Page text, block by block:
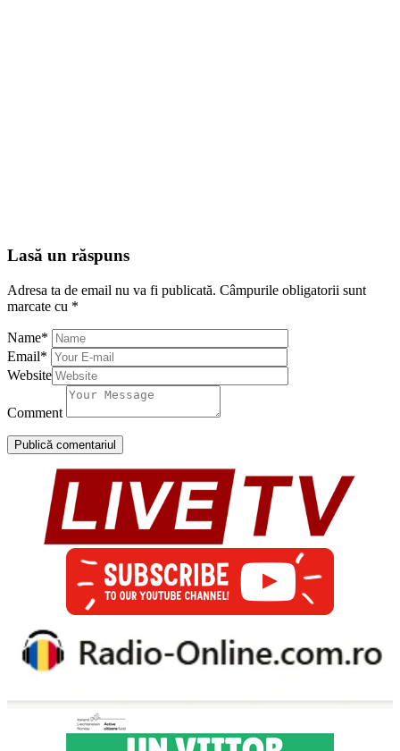
Lasă un răspuns
Adresa ta de email nu va fi publicată. Câmpurile obligatorii sunt
marcate cu *
Name*
Email*
Website
Comment